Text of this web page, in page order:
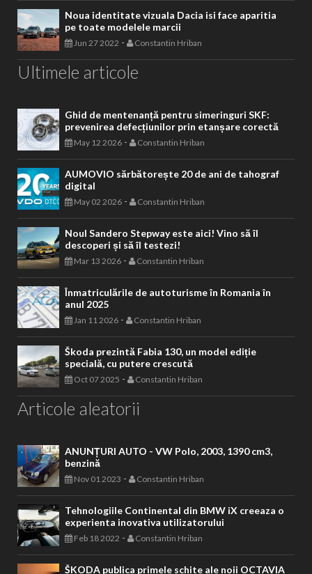
Noua identitate vizuala Dacia isi face aparitia
pe toate modelele marcii
Jun 27 2022 - Constantin Hriban
Ultimele articole
Ghid de mentenanță pentru simeringuri SKF:
prevenirea defecțiunilor prin etanșare corectă
May 12 2026 - Constantin Hriban
AUMOVIO sărbătorește 20 de ani de tahograf
digital
May 02 2026 - Constantin Hriban
Noul Sandero Stepway este aici! Vino să îl
descoperi și să îl testezi!
Mar 13 2026 - Constantin Hriban
Înmatriculările de autoturisme în Romania în
anul 2025
Jan 11 2026 - Constantin Hriban
Škoda prezintă Fabia 130, un model ediție
specială, cu putere crescută
Oct 07 2025 - Constantin Hriban
Articole aleatorii
ANUNȚURI AUTO - VW Polo, 2003, 1390 cm3,
benzină
Nov 01 2023 - Constantin Hriban
Tehnologiile Continental din BMW iX creeaza o
experienta inovativa utilizatorului
Feb 18 2022 - Constantin Hriban
ŠKODA publica primele schite ale noii OCTAVIA